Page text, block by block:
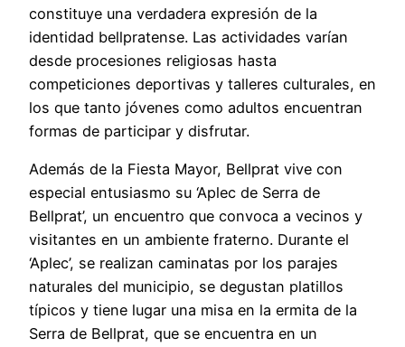
constituye una verdadera expresión de la
identidad bellpratense. Las actividades varían
desde procesiones religiosas hasta
competiciones deportivas y talleres culturales, en
los que tanto jóvenes como adultos encuentran
formas de participar y disfrutar.
Además de la Fiesta Mayor, Bellprat vive con
especial entusiasmo su ‘Aplec de Serra de
Bellprat’, un encuentro que convoca a vecinos y
visitantes en un ambiente fraterno. Durante el
‘Aplec’, se realizan caminatas por los parajes
naturales del municipio, se degustan platillos
típicos y tiene lugar una misa en la ermita de la
Serra de Bellprat, que se encuentra en un